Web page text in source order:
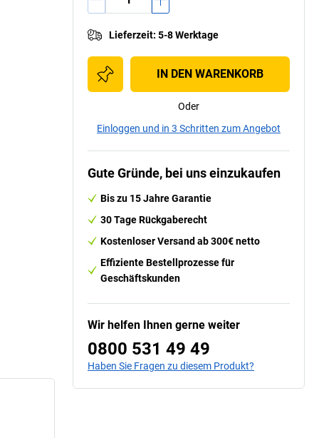
Lieferzeit: 5-8 Werktage
IN DEN WARENKORB
Oder
Einloggen und in 3 Schritten zum Angebot
Gute Gründe, bei uns einzukaufen
Bis zu 15 Jahre Garantie
30 Tage Rückgaberecht
Kostenloser Versand ab 300€ netto
Effiziente Bestellprozesse für
Geschäftskunden
Wir helfen Ihnen gerne weiter
0800 531 49 49
Haben Sie Fragen zu diesem Produkt?